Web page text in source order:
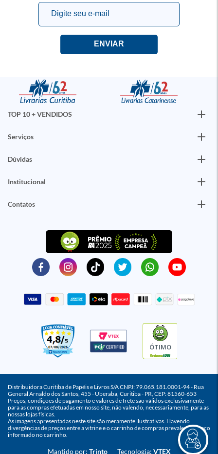
TOP 10 + VENDIDOS
Serviços
Dúvidas
Institucional
Contatos
ÓTIMO
Distribuidora Curitiba de Papéis e Livros S/A CNPJ: 79.065.181.0001-94 - Rua
General Arnaldo dos Santos, 455 - Uberaba, Curitiba - PR, CEP: 81560-653
Preços, condições de pagamento e valores de frete são válidos exclusivamente
para as compras efetuadas em nosso site, não valendo, necessariamente, para as
nossas lojas físicas.
As imagens apresentadas neste site são meramente ilustrativas. Havendo
divergências de preços entre a vitrine e o carrinho de compras prevalece o preço
informado no carrinho.
Mantido por: Trinto Tecnologia: VTEX